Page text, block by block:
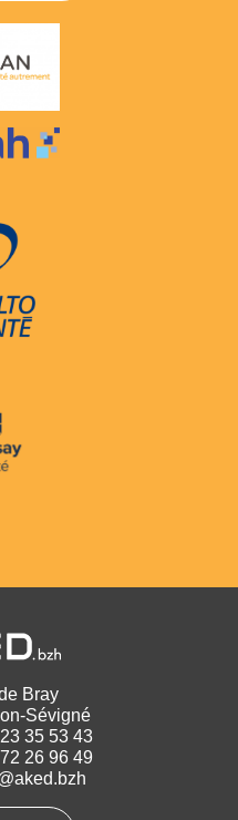
Bray
Sévigné
35 53 43
26 96 49